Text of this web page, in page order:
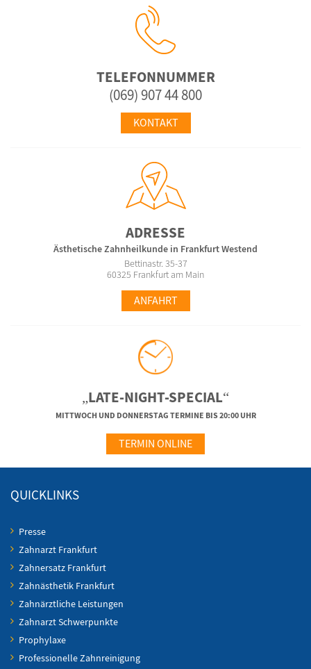
TELEFONNUMMER
(069) 907 44 800
KONTAKT
ADRESSE
Ästhetische Zahnheilkunde in Frankfurt Westend
Bettinastr. 35-37
60325 Frankfurt am Main
ANFAHRT
„LATE-NIGHT-SPECIAL“
MITTWOCH UND DONNERSTAG TERMINE BIS 20:00 UHR
TERMIN ONLINE
QUICKLINKS
Presse
Zahnarzt Frankfurt
Zahnersatz Frankfurt
Zahnästhetik Frankfurt
Zahnärztliche Leistungen
Zahnarzt Schwerpunkte
Prophylaxe
Professionelle Zahnreinigung